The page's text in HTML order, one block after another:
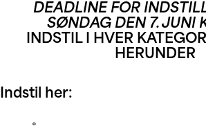
DEADLINE FOR
SØNDAG DEN 7. JUNI
INDSTIL I HVER
HERUNDER
Indstil her: